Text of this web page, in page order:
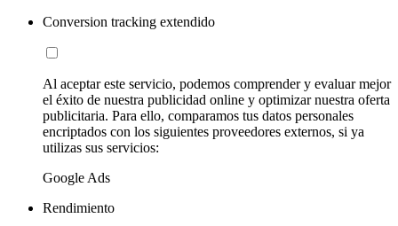
Conversion tracking extendido
Al aceptar este servicio, podemos comprender y evaluar mejor
el éxito de nuestra publicidad online y optimizar nuestra oferta
publicitaria. Para ello, comparamos tus datos personales
encriptados con los siguientes proveedores externos, si ya
utilizas sus servicios:
Google Ads
Rendimiento